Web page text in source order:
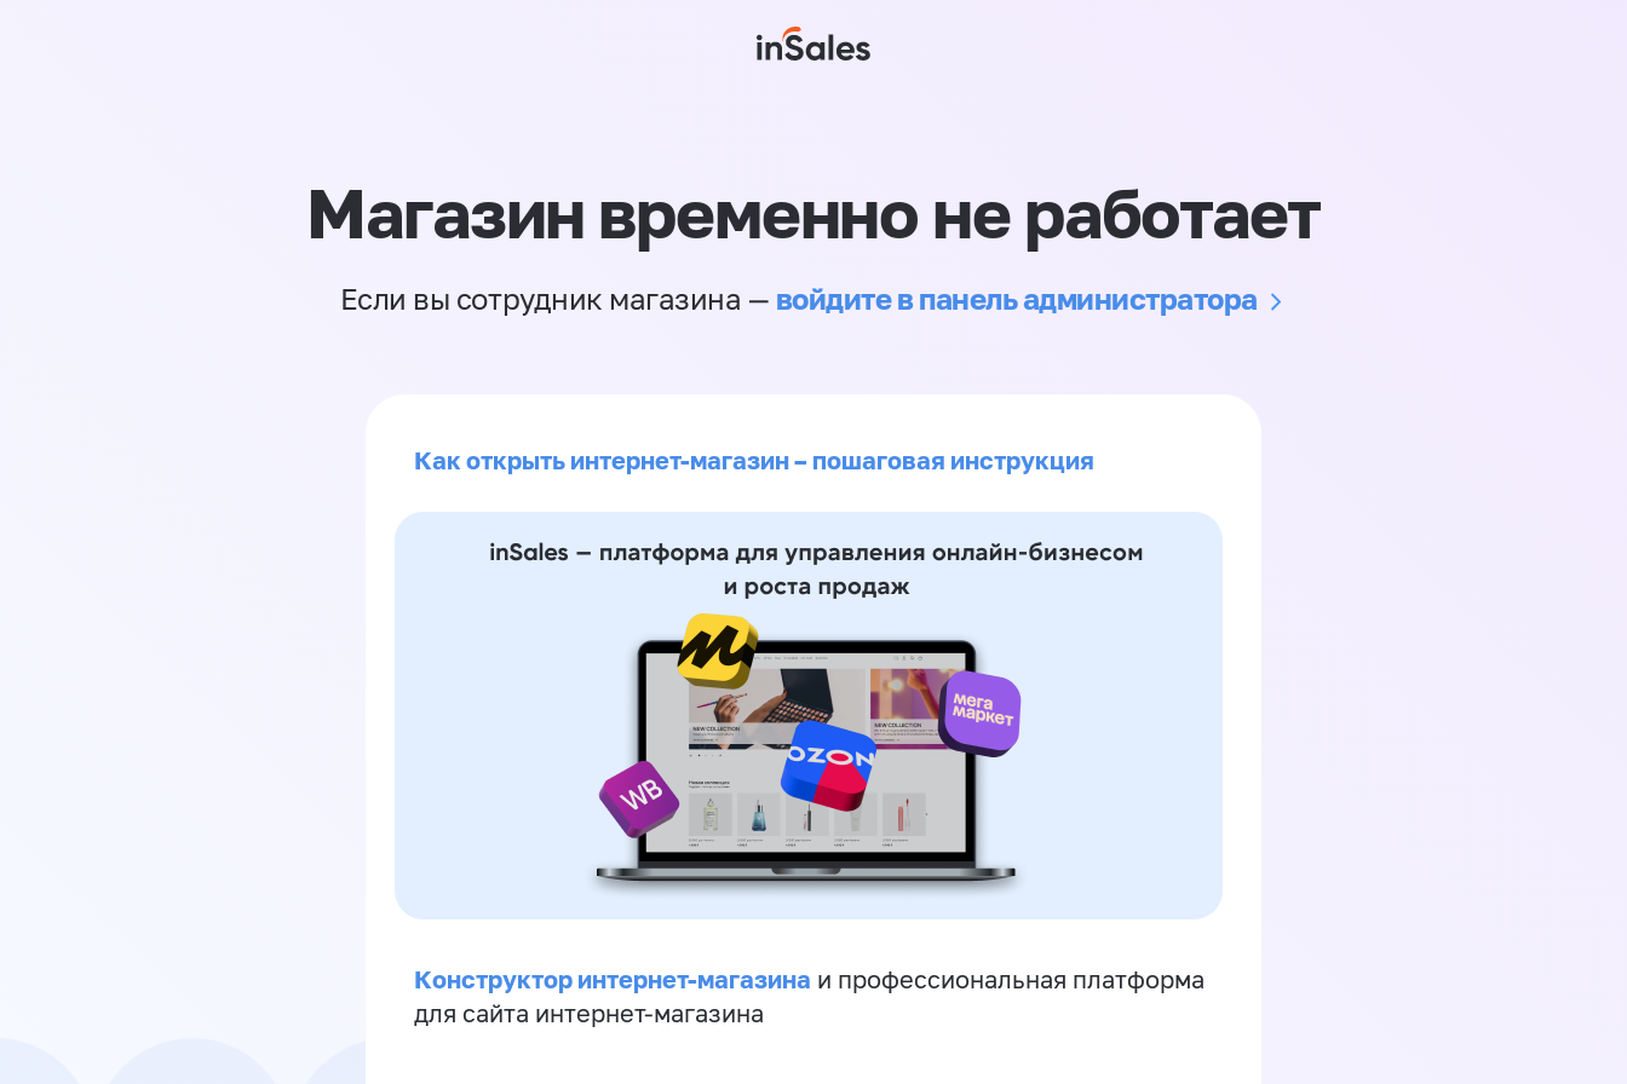
Магазин временно не работает
Если вы сотрудник магазина — войдите в панель администратора
Как открыть интернет-магазин – пошаговая инструкция
Конструктор интернет-магазина и профессиональная платформа
для сайта интернет-магазина